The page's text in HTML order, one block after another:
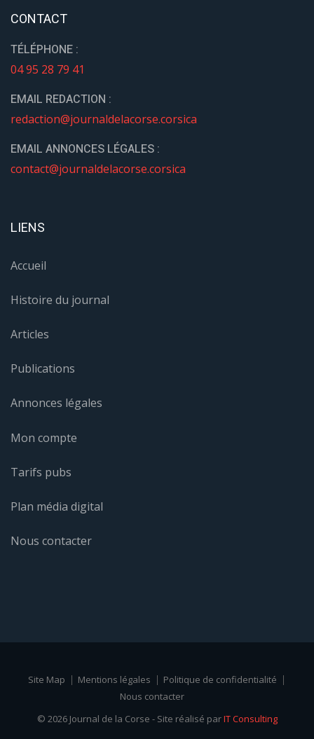
CONTACT
TÉLÉPHONE :
04 95 28 79 41
EMAIL REDACTION :
redaction@journaldelacorse.corsica
EMAIL ANNONCES LÉGALES :
contact@journaldelacorse.corsica
LIENS
Accueil
Histoire du journal
Articles
Publications
Annonces légales
Mon compte
Tarifs pubs
Plan média digital
Nous contacter
Site Map Mentions légales
Politique de confidentialité
Nous contacter
© 2026 Journal de la Corse - Site réalisé parIT Consulting